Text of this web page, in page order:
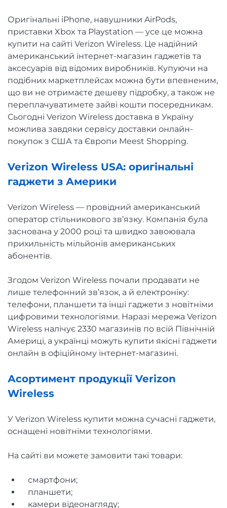
Оригінальні iPhone, навушники AirPods,
приставки Xbox та Playstation — усе це можна
купити на сайті Verizon Wireless. Це надійний
американський інтернет-магазин гаджетів та
аксесуарів від відомих виробників. Купуючи на
подібних маркетплейсах можна бути впевненим,
що ви не отримаєте дешеву підробку, а також не
переплачуватимете зайві кошти посередникам.
Сьогодні Verizon Wireless доставка в Україну
можлива завдяки сервісу доставки онлайн-
покупок з США та Європи Meest Shopping.
Verizon Wireless USA: оригінальні
гаджети з Америки
Verizon Wireless — провідний американський
оператор стільникового зв’язку. Компанія була
заснована у 2000 році та швидко завоювала
прихильність мільйонів американських
абонентів.
Згодом Verizon Wireless почали продавати не
лише телефонний зв’язок, а й електроніку:
телефони, планшети та інші гаджети з новітніми
цифровими технологіями. Наразі мережа Verizon
Wireless налічує 2330 магазинів по всій Північній
Америці, а українці можуть купити якісні гаджети
онлайн в офіційному інтернет-магазині.
Асортимент продукції Verizon
Wireless
У Verizon Wireless купити можна сучасні гаджети,
оснащені новітніми технологіями.
На сайті ви можете замовити такі товари:
смартфони;
планшети;
камери відеонагляду;